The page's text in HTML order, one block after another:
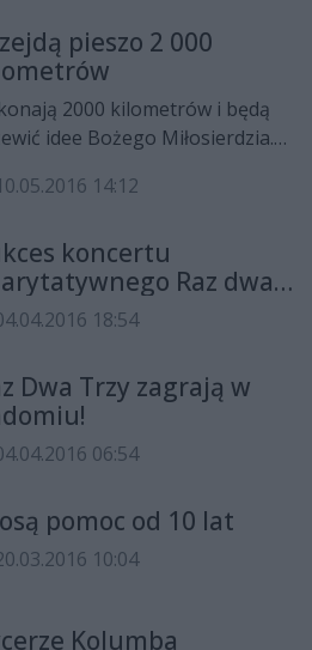
to jak nagrodę za
wytężoną pracę i
w organizację ŚDM
ks. Wiesław Lenartowicz,
parafii. To
z tej parafii stanowili
spotkania w Krakowie, a
było ich w sumie 120.
pieszo 2 000
2000 kilometrów i będą
idee Bożego Miłosierdzia.
Kolumba, latem przejdzie
z wydarzeń
podczas
Dni Młodzieży.
14:12
koncertu
Raz dwa
18:54
Dwa Trzy zagrają w
06:54
pomoc od 10 lat
10:04
Kolumba